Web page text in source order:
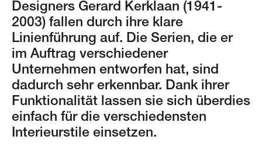
Designers Gerard Kerklaan (1941-
2003) fallen durch ihre klare
Linienführung auf. Die Serien, die er
im Auftrag verschiedener
Unternehmen entworfen hat, sind
dadurch sehr erkennbar. Dank ihrer
Funktionalität lassen sie sich überdies
einfach für die verschiedensten
Interieurstile einsetzen.